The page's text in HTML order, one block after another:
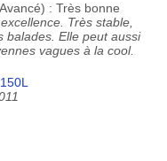
: Très bonne
Très stable,
balades. Elle peut aussi
vagues à la cool.